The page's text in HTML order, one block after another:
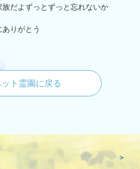
だよずっとずっと忘れないか
りがとう
ト霊園に戻る